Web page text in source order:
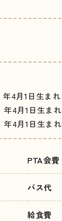
4月1日生まれ
年4月1日生まれ
年4月1日生まれ
PTA会費
バス代
給食費